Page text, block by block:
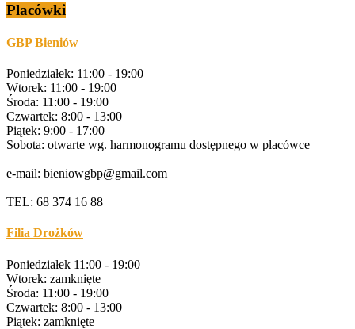
Placówki
GBP Bieniów
Poniedziałek: 11:00 - 19:00
Wtorek: 11:00 - 19:00
Środa: 11:00 - 19:00
Czwartek: 8:00 - 13:00
Piątek: 9:00 - 17:00
Sobota: otwarte wg. harmonogramu dostępnego w placówce
e-mail: bieniowgbp@gmail.com
TEL: 68 374 16 88
Filia Drożków
Poniedziałek 11:00 - 19:00
Wtorek: zamknięte
Środa: 11:00 - 19:00
Czwartek: 8:00 - 13:00
Piątek: zamknięte